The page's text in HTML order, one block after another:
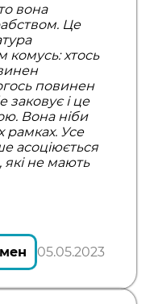
вона
Це
комусь: хтось
повинен
заковує і це
Вона ніби
рамках. Усе
асоціюється
які не мають
05.05.2023